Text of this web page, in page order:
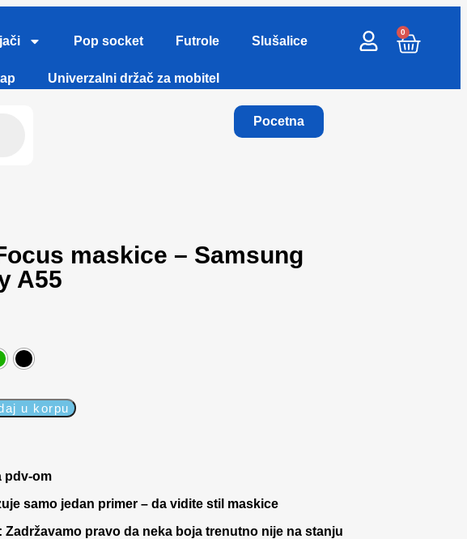
Pop socket Futrole Slušalice
Univerzalni držač za mobitel
Pocetna
0
maskice – Samsung
A55
u korpu
pdv-om
samo jedan primer – da vidite stil maskice
Zadržavamo pravo da neka boja trenutno nije na stanju